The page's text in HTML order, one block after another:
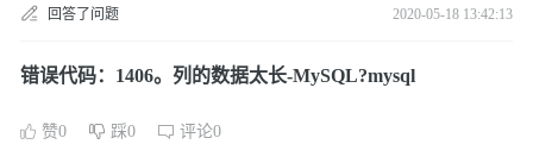
回答了问题 2020-05-18 13:42:13
错误代码：1406。列的数据太长-MySQL?mysql
赞0 踩0 评论0